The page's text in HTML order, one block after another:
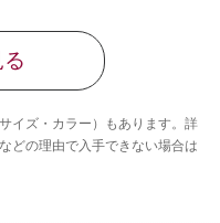
イズ・カラー）もあります。詳
どの理由で入手できない場合は